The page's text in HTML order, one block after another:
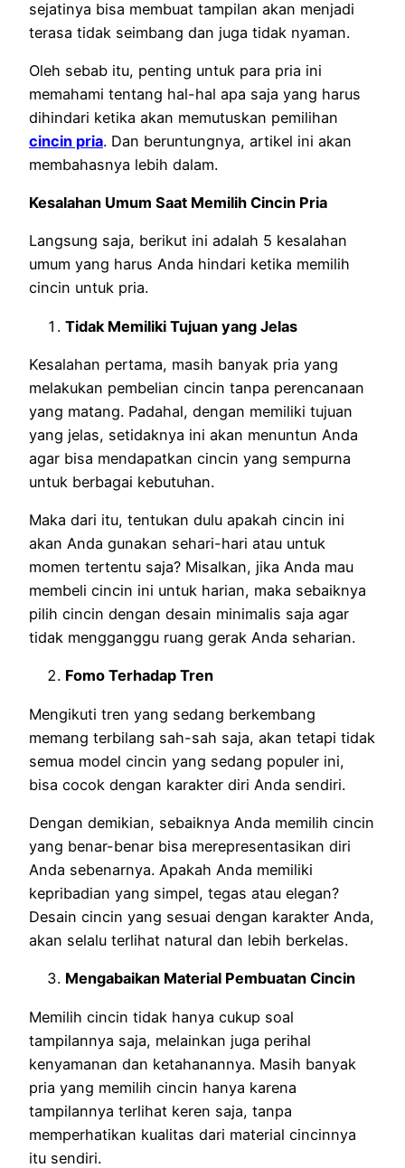
sejatinya bisa membuat tampilan akan menjadi
terasa tidak seimbang dan juga tidak nyaman.
Oleh sebab itu, penting untuk para pria ini
memahami tentang hal-hal apa saja yang harus
dihindari ketika akan memutuskan pemilihan
cincin pria. Dan beruntungnya, artikel ini akan
membahasnya lebih dalam.
Kesalahan Umum Saat Memilih Cincin Pria
Langsung saja, berikut ini adalah 5 kesalahan
umum yang harus Anda hindari ketika memilih
cincin untuk pria.
Tidak Memiliki Tujuan yang Jelas
Kesalahan pertama, masih banyak pria yang
melakukan pembelian cincin tanpa perencanaan
yang matang. Padahal, dengan memiliki tujuan
yang jelas, setidaknya ini akan menuntun Anda
agar bisa mendapatkan cincin yang sempurna
untuk berbagai kebutuhan.
Maka dari itu, tentukan dulu apakah cincin ini
akan Anda gunakan sehari-hari atau untuk
momen tertentu saja? Misalkan, jika Anda mau
membeli cincin ini untuk harian, maka sebaiknya
pilih cincin dengan desain minimalis saja agar
tidak mengganggu ruang gerak Anda seharian.
Fomo Terhadap Tren
Mengikuti tren yang sedang berkembang
memang terbilang sah-sah saja, akan tetapi tidak
semua model cincin yang sedang populer ini,
bisa cocok dengan karakter diri Anda sendiri.
Dengan demikian, sebaiknya Anda memilih cincin
yang benar-benar bisa merepresentasikan diri
Anda sebenarnya. Apakah Anda memiliki
kepribadian yang simpel, tegas atau elegan?
Desain cincin yang sesuai dengan karakter Anda,
akan selalu terlihat natural dan lebih berkelas.
Mengabaikan Material Pembuatan Cincin
Memilih cincin tidak hanya cukup soal
tampilannya saja, melainkan juga perihal
kenyamanan dan ketahanannya. Masih banyak
pria yang memilih cincin hanya karena
tampilannya terlihat keren saja, tanpa
memperhatikan kualitas dari material cincinnya
itu sendiri.